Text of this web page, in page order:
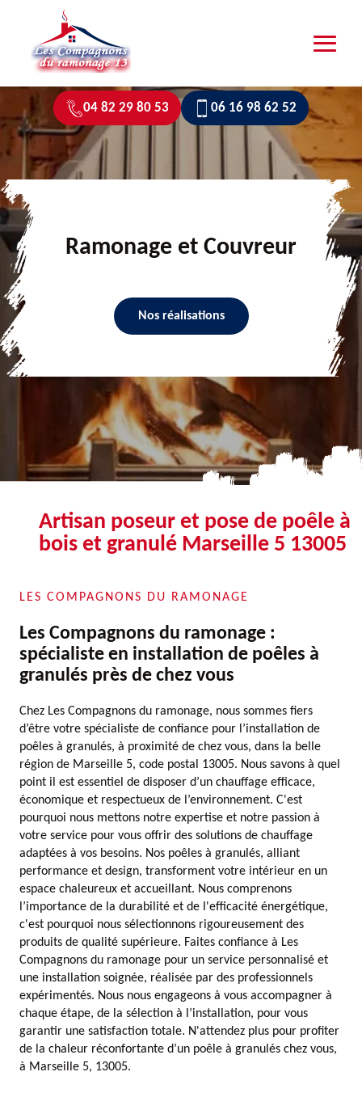
04 82 29 80 53 06 16 98 62 52
Ramonage et Couvreur
Nos réalisations
Artisan poseur et pose de poêle à
bois et granulé Marseille 5 13005
LES COMPAGNONS DU RAMONAGE
Les Compagnons du ramonage :
spécialiste en installation de poêles à
granulés près de chez vous
Chez Les Compagnons du ramonage, nous sommes fiers
d’être votre spécialiste de confiance pour l’installation de
poêles à granulés, à proximité de chez vous, dans la belle
région de Marseille 5, code postal 13005. Nous savons à quel
point il est essentiel de disposer d’un chauffage efficace,
économique et respectueux de l’environnement. C'est
pourquoi nous mettons notre expertise et notre passion à
votre service pour vous offrir des solutions de chauffage
adaptées à vos besoins. Nos poêles à granulés, alliant
performance et design, transforment votre intérieur en un
espace chaleureux et accueillant. Nous comprenons
l’importance de la durabilité et de l'efficacité énergétique,
c'est pourquoi nous sélectionnons rigoureusement des
produits de qualité supérieure. Faites confiance à Les
Compagnons du ramonage pour un service personnalisé et
une installation soignée, réalisée par des professionnels
expérimentés. Nous nous engageons à vous accompagner à
chaque étape, de la sélection à l’installation, pour vous
garantir une satisfaction totale. N'attendez plus pour profiter
de la chaleur réconfortante d’un poêle à granulés chez vous,
à Marseille 5, 13005.